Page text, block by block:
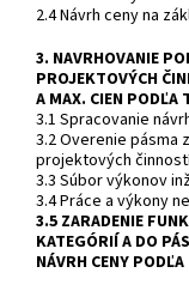
2.4 Návrh ceny na
3. NAVRHOVANIE
PROJEKTOVÝCH
A MAX. CIEN PODĽA
3.1 Spracovanie
3.2 Overenie pásma
projektových
3.3 Súbor výkonov
3.4 Práce a výkony
3.5 ZARADENIE
KATEGÓRIÍ A DO
NÁVRH CENY